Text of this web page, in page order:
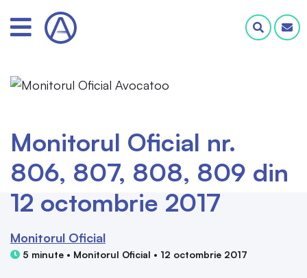
Monitorul Oficial nr.
806, 807, 808, 809 din
12 octombrie 2017
Monitorul Oficial
5 minute • Monitorul Oficial • 12 octombrie 2017